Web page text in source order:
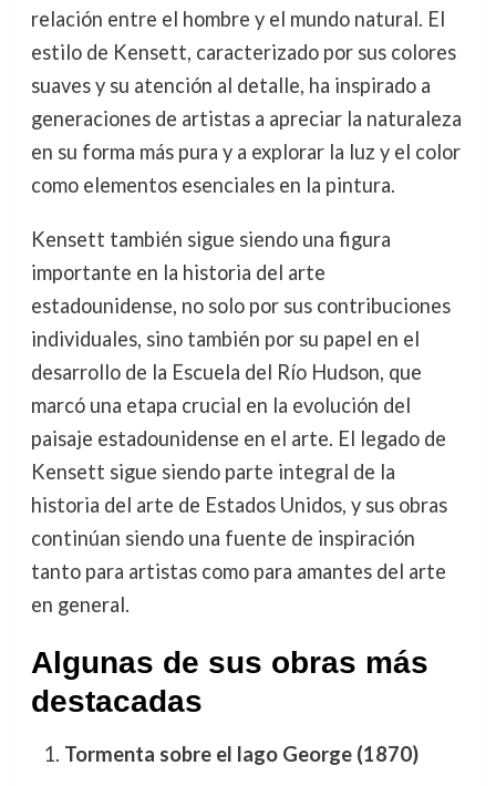
relación entre el hombre y el mundo natural. El
estilo de Kensett, caracterizado por sus colores
suaves y su atención al detalle, ha inspirado a
generaciones de artistas a apreciar la naturaleza
en su forma más pura y a explorar la luz y el color
como elementos esenciales en la pintura.
Kensett también sigue siendo una figura
importante en la historia del arte
estadounidense, no solo por sus contribuciones
individuales, sino también por su papel en el
desarrollo de la Escuela del Río Hudson, que
marcó una etapa crucial en la evolución del
paisaje estadounidense en el arte. El legado de
Kensett sigue siendo parte integral de la
historia del arte de Estados Unidos, y sus obras
continúan siendo una fuente de inspiración
tanto para artistas como para amantes del arte
en general.
Algunas de sus obras más
destacadas
Tormenta sobre el lago George (1870)